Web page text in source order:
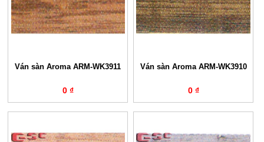
Ván sàn Aroma ARM-WK3911
0 ₫
Ván sàn Aroma ARM-WK3910
0 ₫